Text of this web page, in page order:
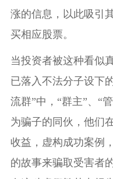
涨的信息，以此吸引
买相应股票。
当投资者被这种看似
已落入不法分子设下
流群”中，“群主”、“
为骗子的同伙，他们
收益，虚构成功案例
的故事来骗取受害者